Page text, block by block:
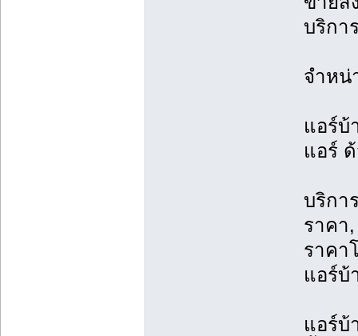
บริกา
จำหน่
แอร์บ้
แอร์
บริกา
ราคา
ราคา
แอร์บ้
แอร์บ้